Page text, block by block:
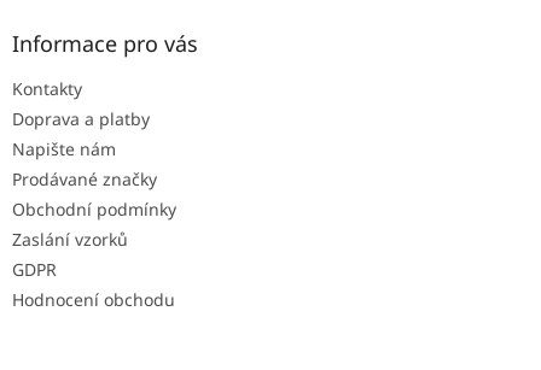
Informace pro vás
Kontakty
Doprava a platby
Napište nám
Prodávané značky
Obchodní podmínky
Zaslání vzorků
GDPR
Hodnocení obchodu